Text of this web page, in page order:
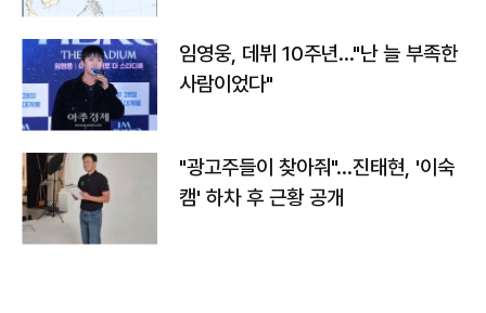
임영웅, 데뷔 10주년…"난 늘 부족한
사람이었다"
"광고주들이 찾아줘"…진태현, '이숙
캠' 하차 후 근황 공개